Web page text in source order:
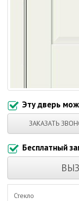
Эту дверь
ЗАКАЗАТЬ
Бесплатный
Стекло